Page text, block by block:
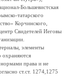
Большевистская
татарского
Корчинского,
Свидетелей Иеговы
элементы
охраняются
права и не
ст.ст. 1274,1275